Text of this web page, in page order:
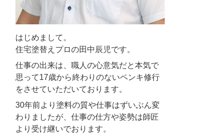
はじめまして。
住宅塗替えプロの田中辰児です。
仕事の出来は、職人の心意気だと本気で
思って17歳から終わりのないペンキ修行
をさせていただいております。
30年前より塗料の質や仕事はずいぶん変
わりましたが、仕事の仕方や姿勢は師匠
より受け継いでおります。